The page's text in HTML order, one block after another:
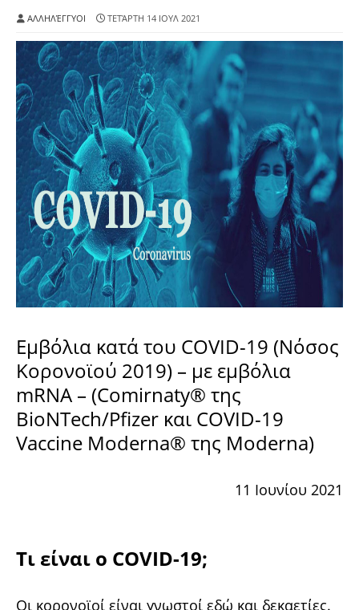
ΑΛΛΗΛΈΓΓΥΟΙ ΤΕΤΆΡΤΗ 14 ΙΟΥΛ 2021
Εμβόλια κατά του COVID-19 (Νόσος
Κορονοϊού 2019) – με εμβόλια
mRNA – (Comirnaty® της
BioNTech/Pfizer και COVID-19
Vaccine Moderna® της Moderna)
11 Ιουνίου 2021
Τι είναι ο COVID-19;
Οι κορονοϊοί είναι γνωστοί εδώ και δεκαετίες.